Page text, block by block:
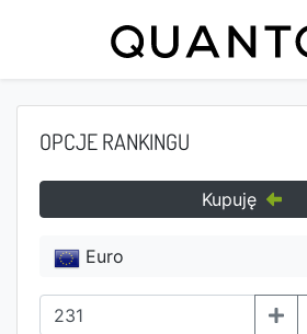
OPCJE RANKINGU
Kupuję
Euro